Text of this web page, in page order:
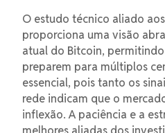
O estudo técnico aliado
proporciona uma visão
atual do Bitcoin,
preparem para múltiplos
essencial, pois tanto os
rede indicam que o
inflexão. A paciência e a